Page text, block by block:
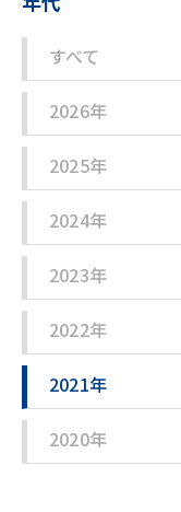
すべて
2026年
2025年
2024年
2023年
2022年
2021年
2020年